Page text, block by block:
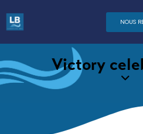
NOUS
Victory